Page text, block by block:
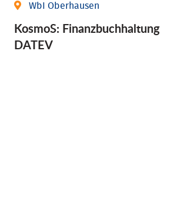
WbI Oberhausen
KosmoS: Finanzbuchhaltung
DATEV